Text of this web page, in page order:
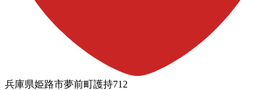
兵庫県姫路市夢前町護持712